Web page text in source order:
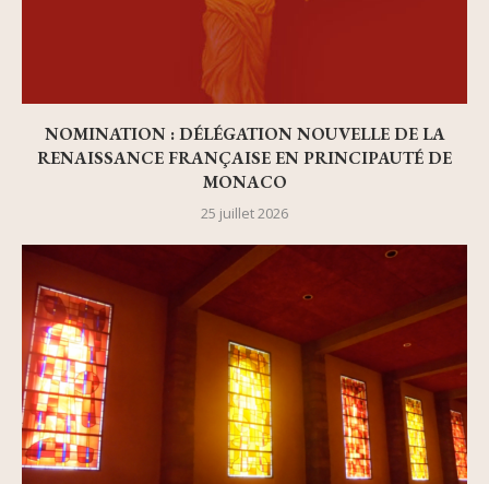
NOMINATION : DÉLÉGATION NOUVELLE DE LA
RENAISSANCE FRANÇAISE EN PRINCIPAUTÉ DE
MONACO
25 juillet 2026